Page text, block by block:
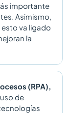
importante
Asimismo,
va ligado
la
(RPA),
de